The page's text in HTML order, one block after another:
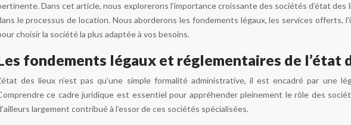
Dans cet article, nous explorerons l’importance croissante des sociétés d’état
le processus de location. Nous aborderons les fondements légaux, les services
choisir la société la plus adaptée à vos besoins.
fondements légaux et réglementaires de l’état
des lieux n’est pas qu’une simple formalité administrative, il est encadré par
ce cadre juridique est essentiel pour appréhender pleinement le rôle des
largement contribué à l’essor de ces sociétés spécialisées.